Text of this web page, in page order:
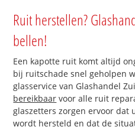
Ruit herstellen?
bellen!
Een kapotte ruit komt altijd
bij ruitschade snel geholpen
glasservice van Glashandel
bereikbaar voor alle ruit
glaszetters zorgen ervoor dat
wordt hersteld en dat de